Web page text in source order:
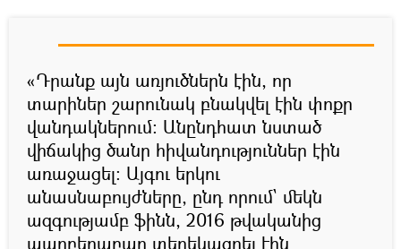
«Դրանք այն առյուծներն էին, որ
տարիներ շարունակ բնակվել էին փոքր
վանդակներում։ Անընդհատ նստած
վիճակից ծանր հիվանդություններ էին
առաջացել։ Այգու երկու
անասնաբույժները, ընդ որում` մեկն
ազգությամբ ֆինն, 2016 թվականից
պարբերաբար տեղեկացրել էին